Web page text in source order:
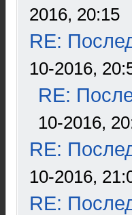
2016, 20:15
RE:
10-2016,
RE:
10-2016,
RE:
10-2016,
RE: